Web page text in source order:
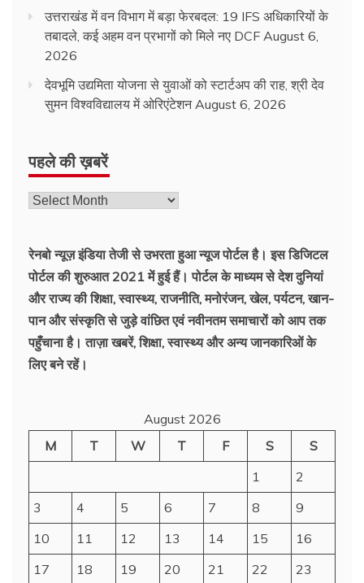
उत्तराखंड में वन विभाग में बड़ा फेरबदल: 19 IFS अधिकारियों के
तबादले, कई अहम वन प्रभागों को मिले नए DCF August 6,
2026
देवभूमि उद्यमिता योजना से युवाओं को स्टार्टअप की राह, श्री देव
सुमन विश्वविद्यालय में ओरिएंटेशन August 6, 2026
पहले की ख़बरें
पहले
रेनबो न्यूज़ इंडिया तेजी से उभरता हुआ न्‍यूज पोर्टल है। इस डिजिटल
पोर्टल की शुरुआत 2021 में हुई हैं। पोर्टल के माध्यम से देश दुनियां
और राज्य की शिक्षा, स्वास्थ्य, राजनीति, मनोरंजन, खेल, पर्यटन, खान-
पान और संस्कृति से जुड़े वांछित एवं नवीनतम समाचारों को आप तक
पहुँचाना है। ताज़ा खबरें, शिक्षा, स्वास्थ्य और अन्य जानकारिओं के
लिए बने रहें।
August 2026
M
T W T F S
S
1
2
3
4 5 6 7 8
9
10
11 12 13 14 15
16
17
18 19 20 21 22
23